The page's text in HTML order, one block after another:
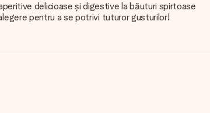
delicioase și digestive la băuturi spirtoase
pentru a se potrivi tuturor gusturilor!